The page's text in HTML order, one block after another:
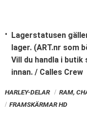
Lagerstatusen
lager. (ART.nr som
Vill du handla i butik
innan. / Calles Crew
HARLEY-DELAR RAM,
FRAMSKÄRMAR HD